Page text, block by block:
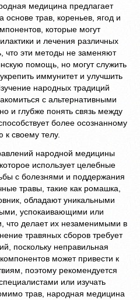
медицина предлагает
трав, кореньев, ягод и
которые могут
и лечения различных
что эти методы не заменяют
помощь, но могут служить
иммунитет и улучшить
народных традиций
с альтернативными
и глубже понять связь между
более осознанному
своему телу.
народной медицины
использует целебные
с болезнями и поддержания
травы, такие как ромашка,
обладают уникальными
успокаивающими или
делает их незаменимыми в
травяных сборов требует
поскольку неправильная
может привести к
поэтому рекомендуется
или изучать
трав, народная медицина